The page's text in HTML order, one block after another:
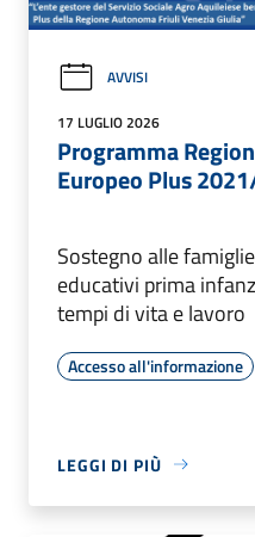
AVVISI
17 LUGLIO 2026
Programma
Europeo Plus
Sostegno alle
educativi prima
tempi di vita e lavoro
Accesso all'informazione
LEGGI DI PIÙ